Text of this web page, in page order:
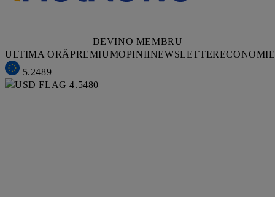
DEVINO MEMBRU
ULTIMA ORĂPREMIUMOPINIINEWSLETTERECONOMIE
5.2489
4.5480